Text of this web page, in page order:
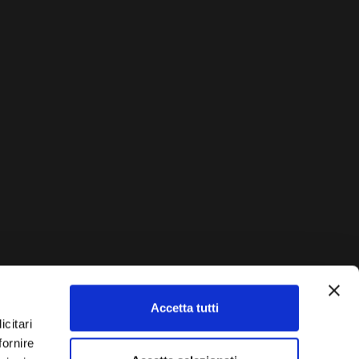
Accetta tutti